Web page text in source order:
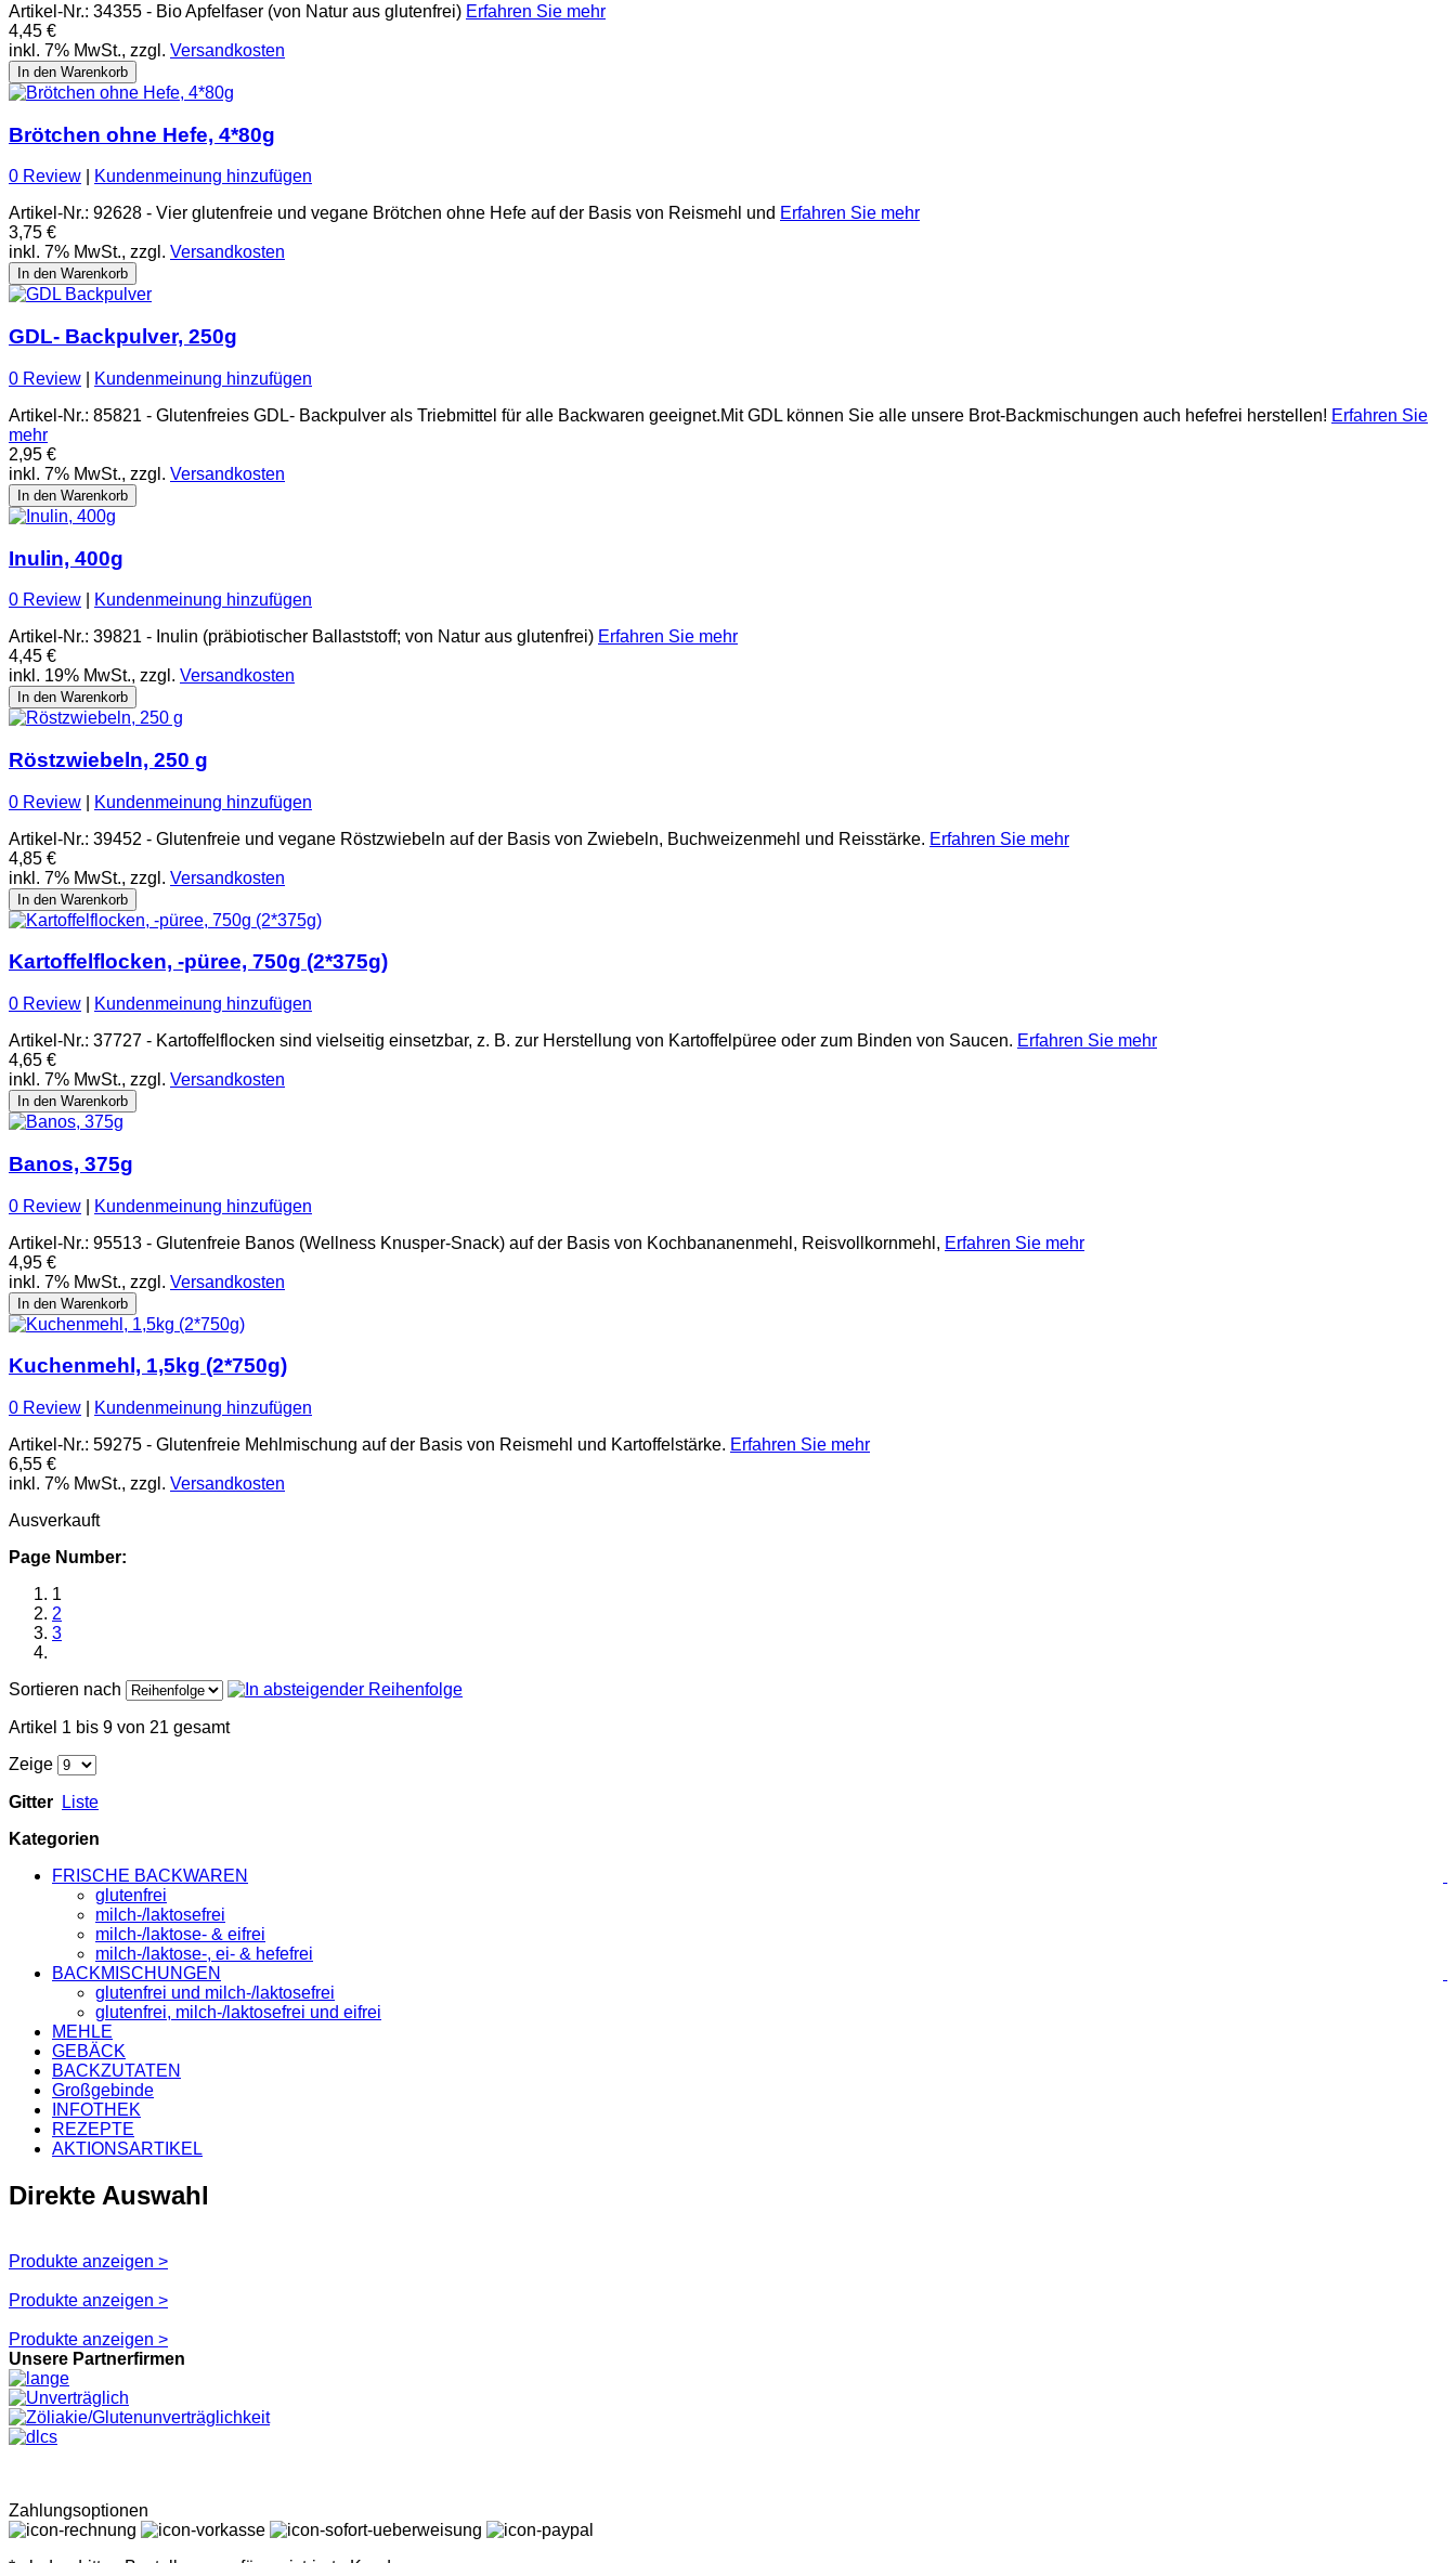
Artikel-Nr.: 34355 - Bio Apfelfaser (von Natur aus glutenfrei) Erfahren Sie mehr
4,45 €
inkl. 7% MwSt., zzgl. Versandkosten
In den Warenkorb
Brötchen ohne Hefe, 4*80g
0 Review
Kundenmeinung hinzufügen
Artikel-Nr.: 92628 - Vier glutenfreie und vegane Brötchen ohne Hefe auf der Basis von Reismehl und Erfahren Sie mehr
3,75 €
inkl. 7% MwSt., zzgl. Versandkosten
In den Warenkorb
GDL- Backpulver, 250g
0 Review
Kundenmeinung hinzufügen
Artikel-Nr.: 85821 - Glutenfreies GDL- Backpulver als Triebmittel für alle Backwaren geeignet.Mit GDL können Sie alle unsere Brot-Backmischungen auch hefefrei herstellen! Erfahren Sie
mehr
2,95 €
inkl. 7% MwSt., zzgl. Versandkosten
In den Warenkorb
Inulin, 400g
0 Review
Kundenmeinung hinzufügen
Artikel-Nr.: 39821 - Inulin (präbiotischer Ballaststoff; von Natur aus glutenfrei) Erfahren Sie mehr
4,45 €
inkl. 19% MwSt., zzgl. Versandkosten
In den Warenkorb
Röstzwiebeln, 250 g
0 Review
Kundenmeinung hinzufügen
Artikel-Nr.: 39452 - Glutenfreie und vegane Röstzwiebeln auf der Basis von Zwiebeln, Buchweizenmehl und Reisstärke. Erfahren Sie mehr
4,85 €
inkl. 7% MwSt., zzgl. Versandkosten
In den Warenkorb
Kartoffelflocken, -püree, 750g (2*375g)
0 Review
Kundenmeinung hinzufügen
Artikel-Nr.: 37727 - Kartoffelflocken sind vielseitig einsetzbar, z. B. zur Herstellung von Kartoffelpüree oder zum Binden von Saucen. Erfahren Sie mehr
4,65 €
inkl. 7% MwSt., zzgl. Versandkosten
In den Warenkorb
Banos, 375g
0 Review
Kundenmeinung hinzufügen
Artikel-Nr.: 95513 - Glutenfreie Banos (Wellness Knusper-Snack) auf der Basis von Kochbananenmehl, Reisvollkornmehl, Erfahren Sie mehr
4,95 €
inkl. 7% MwSt., zzgl. Versandkosten
In den Warenkorb
Kuchenmehl, 1,5kg (2*750g)
0 Review
Kundenmeinung hinzufügen
Artikel-Nr.: 59275 - Glutenfreie Mehlmischung auf der Basis von Reismehl und Kartoffelstärke. Erfahren Sie mehr
6,55 €
inkl. 7% MwSt., zzgl. Versandkosten
Ausverkauft
Page Number:
1
2
3
Sortieren nach
Artikel 1 bis 9 von 21 gesamt
Zeige
Gitter
Liste
Kategorien
FRISCHE BACKWAREN
glutenfrei
milch-/laktosefrei
milch-/laktose- & eifrei
milch-/laktose-, ei- & hefefrei
BACKMISCHUNGEN
glutenfrei und milch-/laktosefrei
glutenfrei, milch-/laktosefrei und eifrei
MEHLE
GEBÄCK
BACKZUTATEN
Großgebinde
INFOTHEK
REZEPTE
AKTIONSARTIKEL
Direkte Auswahl
Produkte anzeigen >
Produkte anzeigen >
Produkte anzeigen >
Unsere Partnerfirmen
Zahlungsoptionen